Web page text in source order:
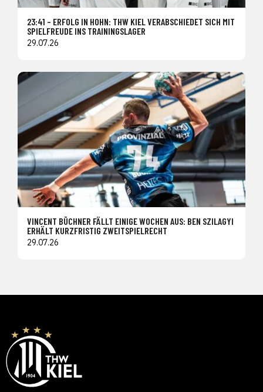
23:41 – ERFOLG IN HOHN: THW KIEL VERABSCHIEDET SICH MIT
SPIELFREUDE INS TRAININGSLAGER
29.07.26
VINCENT BÜCHNER FÄLLT EINIGE WOCHEN AUS: BEN SZILAGYI
ERHÄLT KURZFRISTIG ZWEITSPIELRECHT
29.07.26